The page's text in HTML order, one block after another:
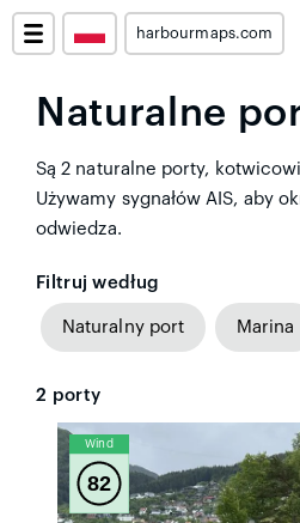
harbourmaps.com
Naturalne
Są 2 naturalne porty,
Używamy sygnałów AIS, aby
odwiedza.
Filtruj według
Naturalny port Marina
2 porty
Wind
82